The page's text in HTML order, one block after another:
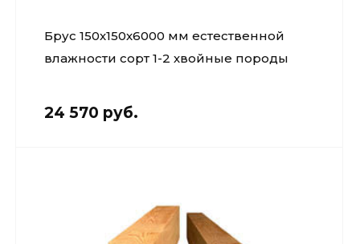
Брус 150х150х6000 мм естественной
влажности сорт 1-2 хвойные породы
24 570 руб.